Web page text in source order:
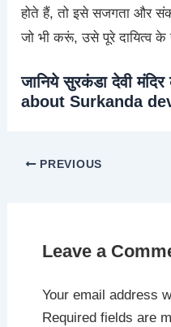
होते हैं, तो इसे सजगता और
जो भी करूं, उसे पूरे दायित्व
जानिये सुरकंडा देवी
about Surkanda
PREVIOUS
Leave a
Your email address
Required fields are